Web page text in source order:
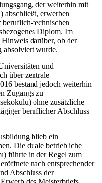
der weiterhin mit
abschließt, erwerben
technischen
Diplom. Im
darüber, ob der
absolviert wurde.
und
über zentrale
bestand jedoch weiterhin
Zugangs zu
ohne zusätzliche
beruflicher Abschluss
blieb ein
Die duale betriebliche
führte in der Regel zum
nach entsprechender
Abschluss der